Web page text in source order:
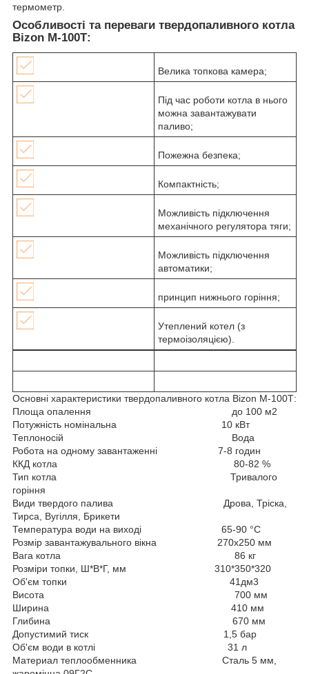
термометр.
Особливості та переваги твердопаливного котла
Bizon М-100Т:
Велика топкова камера;
Під час роботи котла в нього
можна завантажувати
паливо;
Пожежна безпека;
Компактність;
Можливість підключення
механічного регулятора тяги;
Можливість підключення
автоматики;
принцип нижнього горіння;
Утеплений котел (з
термоізоляцією).
Основні характеристики твердопаливного котла Bizon М-100Т:
Площа опалення до 100 м2
Потужність номінальна 10 кВт
Теплоносій Вода
Робота на одному завантаженні 7-8 годин
ККД котла 80-82 %
Тип котла Тривалого
горіння
Види твердого палива Дрова, Тріска,
Тирса, Вугілля, Брикети
Температура води на виході 65-90 °C
Розмір завантажувального вікна 270х250 мм
Вага котла 86 кг
Розміри топки, Ш*В*Г, мм 310*350*320
Об'єм топки 41дм3
Висота 700 мм
Ширина 410 мм
Глибина 670 мм
Допустимий тиск 1,5 бар
Об'єм води в котлі 31 л
Материал теплообменника Сталь 5 мм,